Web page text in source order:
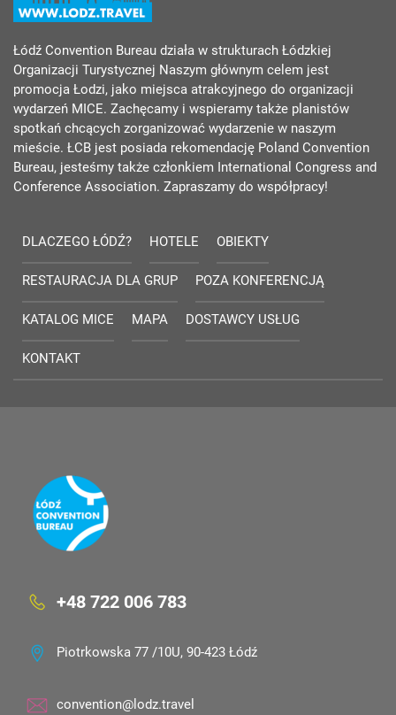
Łódź Convention Bureau działa w strukturach Łódzkiej
Organizacji Turystycznej Naszym głównym celem jest
promocja Łodzi, jako miejsca atrakcyjnego do organizacji
wydarzeń MICE. Zachęcamy i wspieramy także planistów
spotkań chcących zorganizować wydarzenie w naszym
mieście. ŁCB jest posiada rekomendację Poland Convention
Bureau, jesteśmy także członkiem International Congress and
Conference Association. Zapraszamy do współpracy!
DLACZEGO ŁÓDŹ? HOTELE OBIEKTY
RESTAURACJA DLA GRUP POZA KONFERENCJĄ
KATALOG MICE MAPA DOSTAWCY USŁUG
KONTAKT
+48 722 006 783
Piotrkowska 77 /10U, 90-423 Łódź
convention@lodz.travel